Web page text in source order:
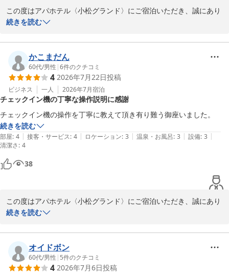
この度はアパホテル〈小松グランド〉にご宿泊いただき、誠にあり
がとうございます。また、お忙しいところ貴重なご感想をお寄せい
ご出張で全国のホテルをご経験されているお客様から「さすがと言
えるサービスに大満足」との高い評価をいただき、大変光栄に存じ
ます。
いただいたお言葉を励みに、次回お越しいただいた際にもさらにご
満足いただけるよう、スタッフ一同サービスに磨きをかけてまいり
ます。
お近くにお越しの際は、ぜひまたお立ち寄りくださいませ。
フロント　田中
2026-07-22
続きを読む
かこまだん
60代/男性 |6件のクチコミ
4 2026年7月22日投稿
ビジネス 一人 2026年7月宿泊
チェックイン機の丁寧な操作説明に感謝
チェックイン機の操作を丁寧に教えて頂き有り難う御座いました。
続きを読む
部屋: 4 | 接客・サービス: 4 | ロケーション: 3 | 温泉・お風呂: 3 | 設備: 3 |
清潔さ: 4
38
この度はアパホテル〈小松グランド〉にご宿泊いただき、誠にあり
がとうございます。また、お忙しいところ貴重なご感想をお寄せい
自動チェックイン機の操作に関する嬉しいお言葉を頂戴し、スタッ
フ一同大変感激しております。「丁寧に教えてもらえて良かった」
と感じていただけたことが、私たちにとって何よりの喜びです。
続きを読む
オイドボン
60代/男性 | 5件のクチコミ
4 2026年7月6日投稿